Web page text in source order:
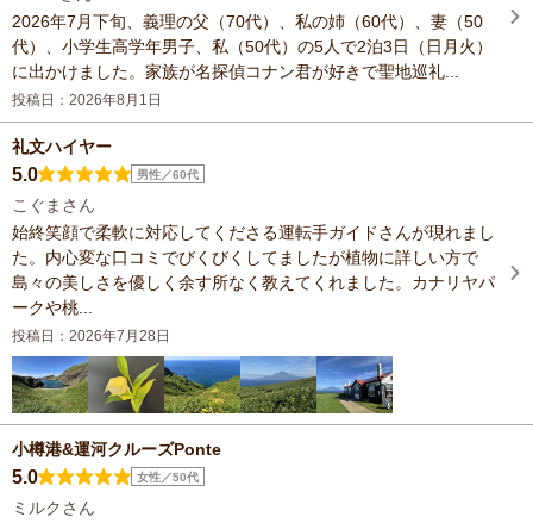
2026年7月下旬、義理の父（70代）、私の姉（60代）、妻（50
代）、小学生高学年男子、私（50代）の5人で2泊3日（日月火）
に出かけました。家族が名探偵コナン君が好きで聖地巡礼...
投稿日：2026年8月1日
礼文ハイヤー
5.0 男性／60代
こぐまさん
始終笑顔で柔軟に対応してくださる運転手ガイドさんが現れまし
た。内心変な口コミでびくびくしてましたが植物に詳しい方で
島々の美しさを優しく余す所なく教えてくれました。カナリヤパ
ークや桃...
投稿日：2026年7月28日
小樽港&運河クルーズPonte
5.0 女性／50代
ミルクさん